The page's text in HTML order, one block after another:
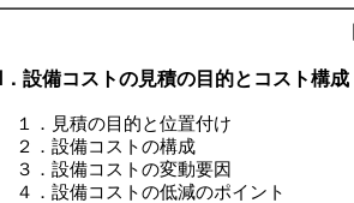
Ⅰ．設備コストの見積の目的とコスト構成
１．見積の目的と位置付け
２．設備コストの構成
３．設備コストの変動要因
４．設備コストの低減のポイント